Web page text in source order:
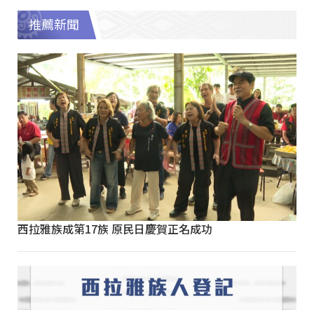
推薦新聞
西拉雅族成第17族 原民日慶賀正名成功